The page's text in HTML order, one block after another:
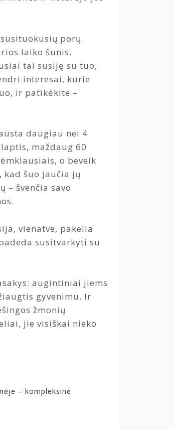
porų
laiko šunis,
tai susiję su tuo,
interesai, kurie
ir patikėkite –
daugiau nei 4
maždaug 60
o beveik
šuo jaučia jų
– švenčia savo
vienatve, pakelia
susitvarkyti su
augintiniai jiems
gyvenimu. Ir
žmonių
jie visiškai nieko
– kompleksinė